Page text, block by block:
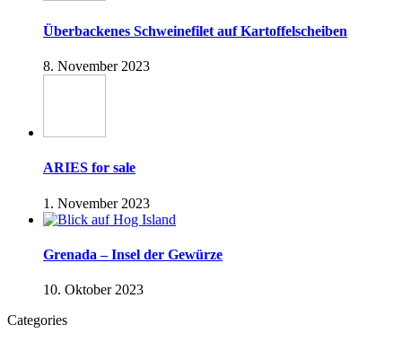
Überbackenes Schweinefilet auf Kartoffelscheiben
8. November 2023
ARIES for sale
1. November 2023
Grenada – Insel der Gewürze
10. Oktober 2023
Categories